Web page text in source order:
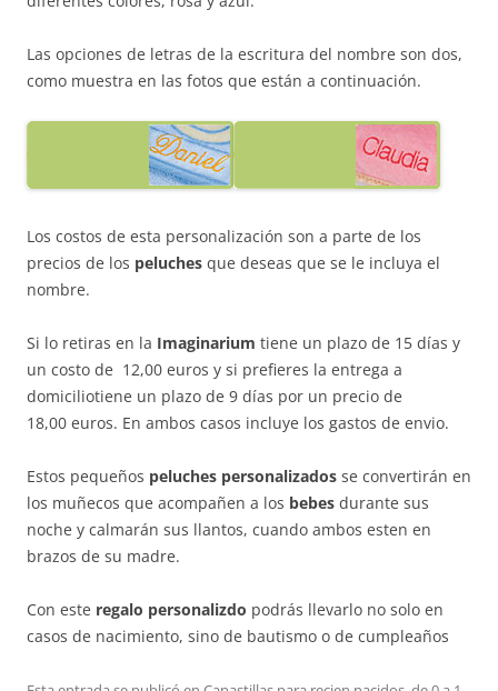
Las opciones de letras de la escritura del nombre son dos,
como muestra en las fotos que están a continuación.
Los costos de esta personalización son a parte de los
precios de los peluches que deseas que se le incluya el
nombre.
Si lo retiras en la Imaginarium tiene un plazo de 15 días y
un costo de 12,00 euros y si prefieres la entrega a
domiciliotiene un plazo de 9 días por un precio de
18,00 euros. En ambos casos incluye los gastos de envio.
Estos pequeños peluches personalizados se convertirán en
los muñecos que acompañen a los bebes durante sus
noche y calmarán sus llantos, cuando ambos esten en
brazos de su madre.
Con este regalo personalizdo podrás llevarlo no solo en
casos de nacimiento, sino de bautismo o de cumpleaños